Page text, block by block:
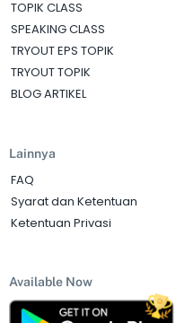
TOPIK CLASS
SPEAKING CLASS
TRYOUT EPS TOPIK
TRYOUT TOPIK
BLOG ARTIKEL
Lainnya
FAQ
Syarat dan Ketentuan
Ketentuan Privasi
Available Now